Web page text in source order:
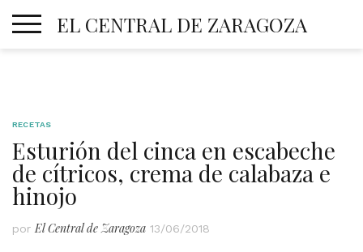
EL CENTRAL DE ZARAGOZA
RECETAS
Esturión del cinca en escabeche
de cítricos, crema de calabaza e
hinojo
por El Central de Zaragoza 13/06/2018